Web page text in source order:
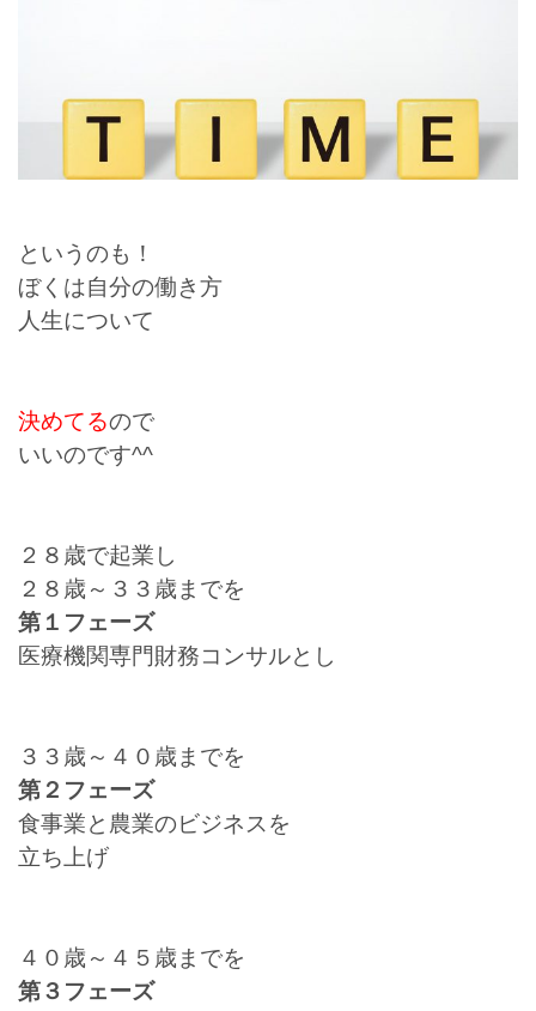
というのも！
ぼくは自分の働き方
人生について
決めてるので
いいのです^^
２８歳で起業し
２８歳～３３歳までを
第１フェーズ
医療機関専門財務コンサルとし
３３歳～４０歳までを
第２フェーズ
食事業と農業のビジネスを
立ち上げ
４０歳～４５歳までを
第３フェーズ